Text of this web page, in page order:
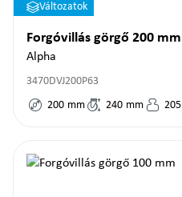
Változatok
Forgóvillás görgő 200 mm
Alpha
3470DVJ200P63
200 mm 240 mm 205